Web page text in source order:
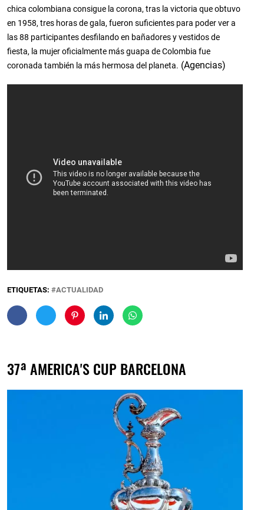
chica colombiana consigue la corona, tras la victoria que obtuvo
en 1958, tres horas de gala, fueron suficientes para poder ver a
las 88 participantes desfilando en bañadores y vestidos de
fiesta, la mujer oficialmente más guapa de Colombia fue
coronada también la más hermosa del planeta. (Agencias)
ETIQUETAS: ACTUALIDAD
37ª AMERICA'S CUP BARCELONA